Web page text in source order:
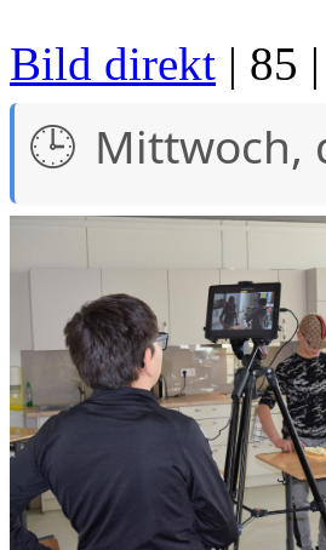
Bild direkt | 85 |
Mittwoch,